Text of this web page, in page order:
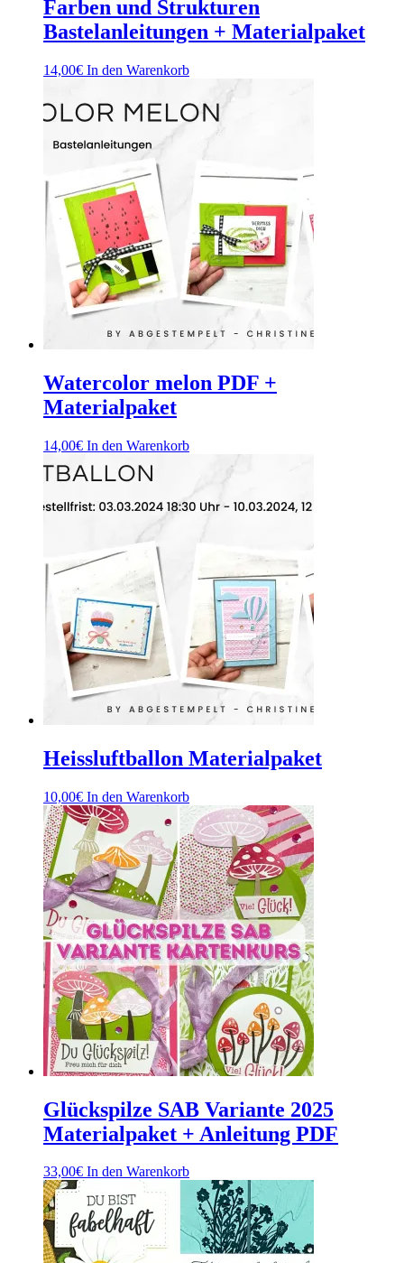
Farben und Strukturen
Bastelanleitungen + Materialpaket
14,00€ In den Warenkorb
Watercolor melon PDF +
Materialpaket
14,00€ In den Warenkorb
Heissluftballon Materialpaket
10,00€ In den Warenkorb
Glückspilze SAB Variante 2025
Materialpaket + Anleitung PDF
33,00€ In den Warenkorb